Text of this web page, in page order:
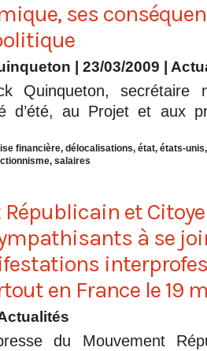
ses
| 23/03/2009
Quinqueton, secrétaire
d’été, au Projet et aux
financière, délocalisations, état, états-unis
, salaires
Républicain et
à se
en France le 19
du Mouvement